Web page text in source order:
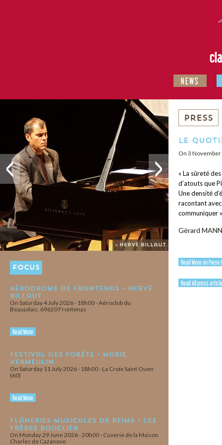
NEWS
> Hervé Billaut
FOCUS
Aérodrome de Frontenas • Hervé
Billaut
On Saturday 4 July 2026 - 18h00 - Aéroclub du
Beaujolais, 69620 Frontenas
Read More
Festival des Forêts • Marie
Vermeulin
On Saturday 11 July 2026 - 18h00 - La Croix Saint Ouen
(60)
Read More
Flâneries Musicales de Reims • Les
Frères Bouclier
On Monday 29 June 2026 - 20h00 - Cuverie de la Maison
Charles de Cazanove
PRESS
Le
On 3
« La sûreté
d’atouts que
Une densité
racontant
communiquer »
Gérard
Read More on
Read All press